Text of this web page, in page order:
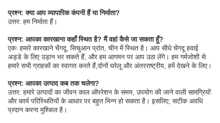
प्रश्न: क्या आप व्यापारिक कंपनी हैं या निर्माता?
उत्तर: हम निर्माता हैं।
प्रश्न: आपका कारखाना कहाँ स्थित है? मैं वहां कैसे जा सकता हूँ?
एकः हमारे कारखाने चेंगदू, सिचुआन प्रांत, चीन में स्थित है। आप सीधे चेंगदू हवाई
अड्डे के लिए उड़ान भर सकते हैं, और हम आगमन पर आप उठा लेंगे। हम गर्मजोशी से
हमारे सभी ग्राहकों का स्वागत करते हैं,दोनों घरेलू और अंतरराष्ट्रीय, हमें देखने के लिए।
प्रश्न: आपका उत्पाद कब तक चलेगा?
उत्तर: हमारे उत्पादों का जीवन काल ऑपरेशन के समय, उपयोग की जाने वाली सामग्रियों
और कार्य परिस्थितियों के आधार पर बहुत भिन्न हो सकता है। इसलिए, सटीक अवधि
प्रदान करना मुश्किल है।